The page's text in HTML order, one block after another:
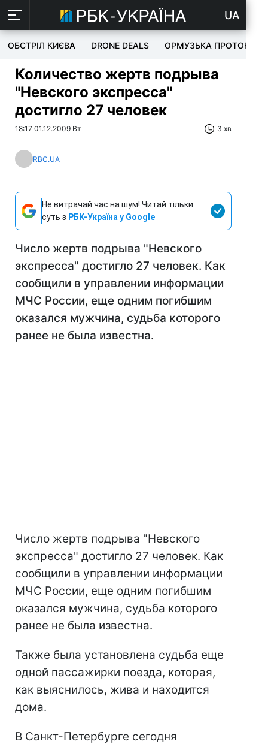
UA
ОБСТРІЛ КИЄВА DRONE DEALS ОРМУЗЬКА ПРОТОКА
Количество жертв подрыва
"Невского экспресса"
достигло 27 человек
18:17 01.12.2009 Вт 3 хв
RBC.UA
Не витрачай час на шум! Читай тільки
суть з РБК-Україна у Google
Число жертв подрыва "Невского
экспресса" достигло 27 человек. Как
сообщили в управлении информации
МЧС России, еще одним погибшим
оказался мужчина, судьба которого
ранее не была известна.
Число жертв подрыва "Невского
экспресса" достигло 27 человек. Как
сообщили в управлении информации
МЧС России, еще одним погибшим
оказался мужчина, судьба которого
ранее не была известна.
Также была установлена судьба еще
одной пассажирки поезда, которая,
как выяснилось, жива и находится
дома.
В Санкт-Петербурге сегодня